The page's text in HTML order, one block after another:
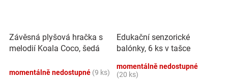
Závěsná plyšová hračka s
melodií Koala Coco, šedá
momentálně nedostupné (9 ks)
Edukační senzorické
balónky, 6 ks v tašce
momentálně nedostupné
(20 ks)